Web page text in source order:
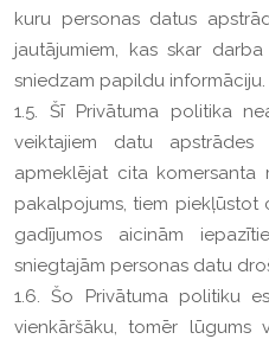
kuru personas datus
jautājumiem, kas skar
sniedzam papildu informāciju.
1.5. Šī Privātuma politika
veiktajiem datu
apmeklējat cita
pakalpojums, tiem piekļūstot
gadījumos aicinām
sniegtajām personas datu
1.6. Šo Privātuma politiku
vienkāršāku, tomēr lūgums